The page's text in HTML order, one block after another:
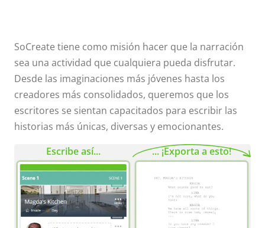
SoCreate tiene como misión hacer que la narración
sea una actividad que cualquiera pueda disfrutar.
Desde las imaginaciones más jóvenes hasta los
creadores más consolidados, queremos que los
escritores se sientan capacitados para escribir las
historias más únicas, diversas y emocionantes.
Escribe así... ... ¡Exporta a esto!